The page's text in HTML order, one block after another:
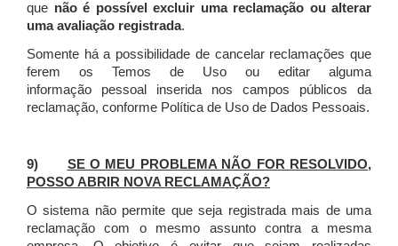
que não é possível excluir uma reclamação ou alterar
uma avaliação registrada.
Somente há a possibilidade de cancelar reclamações que
ferem os Temos de Uso ou editar alguma
informação pessoal inserida nos campos públicos da
reclamação, conforme Política de Uso de Dados Pessoais.
9) SE O MEU PROBLEMA NÃO FOR RESOLVIDO,
POSSO ABRIR NOVA RECLAMAÇÃO?
O sistema não permite que seja registrada mais de uma
reclamação com o mesmo assunto contra a mesma